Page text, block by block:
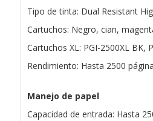
Tipo de tinta: Dual Resistant
Cartuchos: Negro, cian,
Cartuchos XL: PGI-2500XL BK,
Rendimiento: Hasta 2500
Manejo de papel
Capacidad de entrada: Hasta